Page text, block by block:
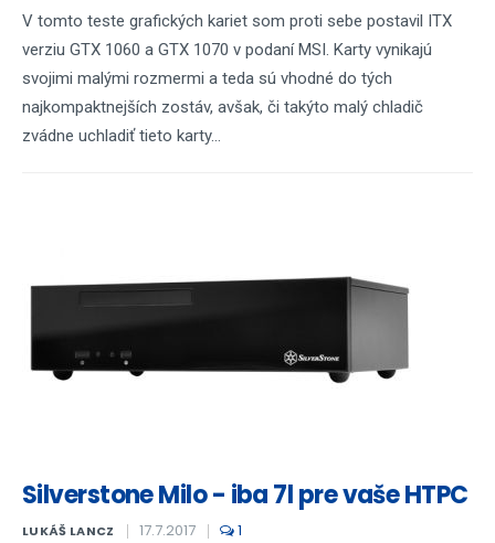
V tomto teste grafických kariet som proti sebe postavil ITX
verziu GTX 1060 a GTX 1070 v podaní MSI. Karty vynikajú
svojimi malými rozmermi a teda sú vhodné do tých
najkompaktnejších zostáv, avšak, či takýto malý chladič
zvádne uchladiť tieto karty...
Silverstone Milo - iba 7l pre vaše HTPC
LUKÁŠ LANCZ 17.7.2017 1